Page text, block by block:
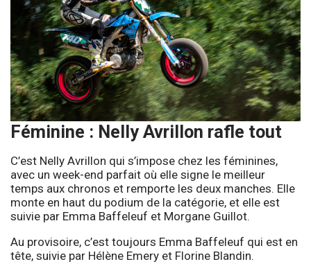
Féminine : Nelly Avrillon rafle tout
C’est Nelly Avrillon qui s’impose chez les féminines,
avec un week-end parfait où elle signe le meilleur
temps aux chronos et remporte les deux manches. Elle
monte en haut du podium de la catégorie, et elle est
suivie par Emma Baffeleuf et Morgane Guillot.
Au provisoire, c’est toujours Emma Baffeleuf qui est en
tête, suivie par Hélène Emery et Florine Blandin.